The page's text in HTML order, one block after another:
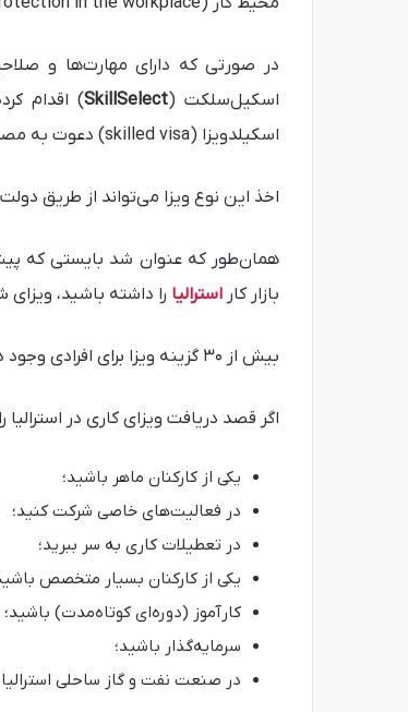
در صورتی که دارای مهارت‌ها و
اسکیل‌سلکت (SkillSelect) اقدام
اسکیلدویزا (skilled visa) دعوت به مصاحبه شوید.
اخذ این نوع ویزا می‌تواند از طریق
همان‌طور که عنوان شد بایستی که پیش
بازار کار استرالیا را داشته باشید،
بیش از ۳۰ گزینه ویزا برای افرادی وجود دارد که قصد کار در استرالیا را دارند.
اگر قصد دریافت ویزای کاری در استرالیا
یکی از کارکنان ماهر باشید؛
در فعالیت‌های خاصی شرکت کنید؛
در تعطیلات کاری به سر ببرید؛
یکی از کارکنان بسیار متخصص
کارآموز (دوره‌ای کوتاه‌مدت) باشید؛
سرمایه‌گذار باشید؛
در صنعت نفت و گاز ساحلی